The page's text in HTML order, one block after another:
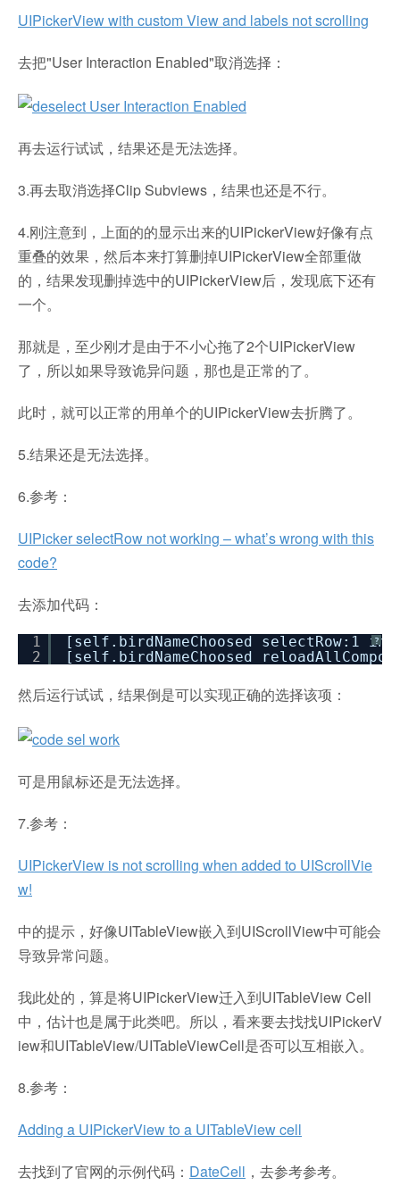
UIPickerView with custom View and labels not scrolling
去把"User Interaction Enabled"取消选择：
再去运行试试，结果还是无法选择。
3.再去取消选择Clip Subviews，结果也还是不行。
4.刚注意到，上面的的显示出来的UIPickerView好像有点
重叠的效果，然后本来打算删掉UIPickerView全部重做
的，结果发现删掉选中的UIPickerView后，发现底下还有
一个。
那就是，至少刚才是由于不小心拖了2个UIPickerView
了，所以如果导致诡异问题，那也是正常的了。
此时，就可以正常的用单个的UIPickerView去折腾了。
5.结果还是无法选择。
6.参考：
UIPicker selectRow not working – what’s wrong with this
code?
去添加代码：
?
1
2
[self.birdNameChoosed selectRow:1
[self.birdNameChoosed
然后运行试试，结果倒是可以实现正确的选择该项：
可是用鼠标还是无法选择。
7.参考：
UIPickerView is not scrolling when added to UIScrollVie
w!
中的提示，好像UITableView嵌入到UIScrollView中可能会
导致异常问题。
我此处的，算是将UIPickerView迁入到UITableView Cell
中，估计也是属于此类吧。所以，看来要去找找UIPickerV
iew和UITableView/UITableViewCell是否可以互相嵌入。
8.参考：
Adding a UIPickerView to a UITableView cell
去找到了官网的示例代码： DateCell ，去参考参考。